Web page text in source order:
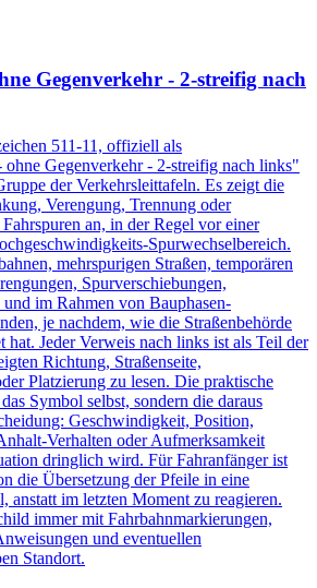
Gegenverkehr - 2-streifig nach
511-11, offiziell als
ohne Gegenverkehr - 2-streifig nach links"
der Verkehrsleittafeln. Es zeigt die
Verengung, Trennung oder
an, in der Regel vor einer
Spurwechselbereich.
mehrspurigen Straßen, temporären
Spurverschiebungen,
im Rahmen von Bauphasen-
je nachdem, wie die Straßenbehörde
hat. Jeder Verweis nach links ist als Teil der
Richtung, Straßenseite,
Platzierung zu lesen. Die praktische
Symbol selbst, sondern die daraus
Geschwindigkeit, Position,
Verhalten oder Aufmerksamkeit
dringlich wird. Für Fahranfänger ist
die Übersetzung der Pfeile in eine
anstatt im letzten Moment zu reagieren.
immer mit Fahrbahnmarkierungen,
und eventuellen
Standort.